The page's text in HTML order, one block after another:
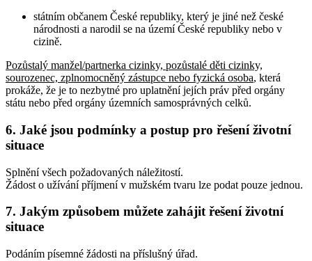
státním občanem České republiky, který je jiné než české
národnosti a narodil se na území České republiky nebo v
cizině.
Pozůstalý manžel/partnerka cizinky, pozůstalé děti cizinky,
sourozenec, zplnomocněný zástupce nebo fyzická osoba, která
prokáže, že je to nezbytné pro uplatnění jejích práv před orgány
státu nebo před orgány územních samosprávných celků.
6. Jaké jsou podmínky a postup pro řešení životní
situace
Splnění všech požadovaných náležitostí.
Žádost o užívání příjmení v mužském tvaru lze podat pouze jednou.
7. Jakým způsobem můžete zahájit řešení životní
situace
Podáním písemné žádosti na příslušný úřad.